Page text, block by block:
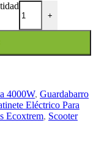
+
4000W, Guardabarro
Eléctrico Para
Ecoxtrem, Scooter